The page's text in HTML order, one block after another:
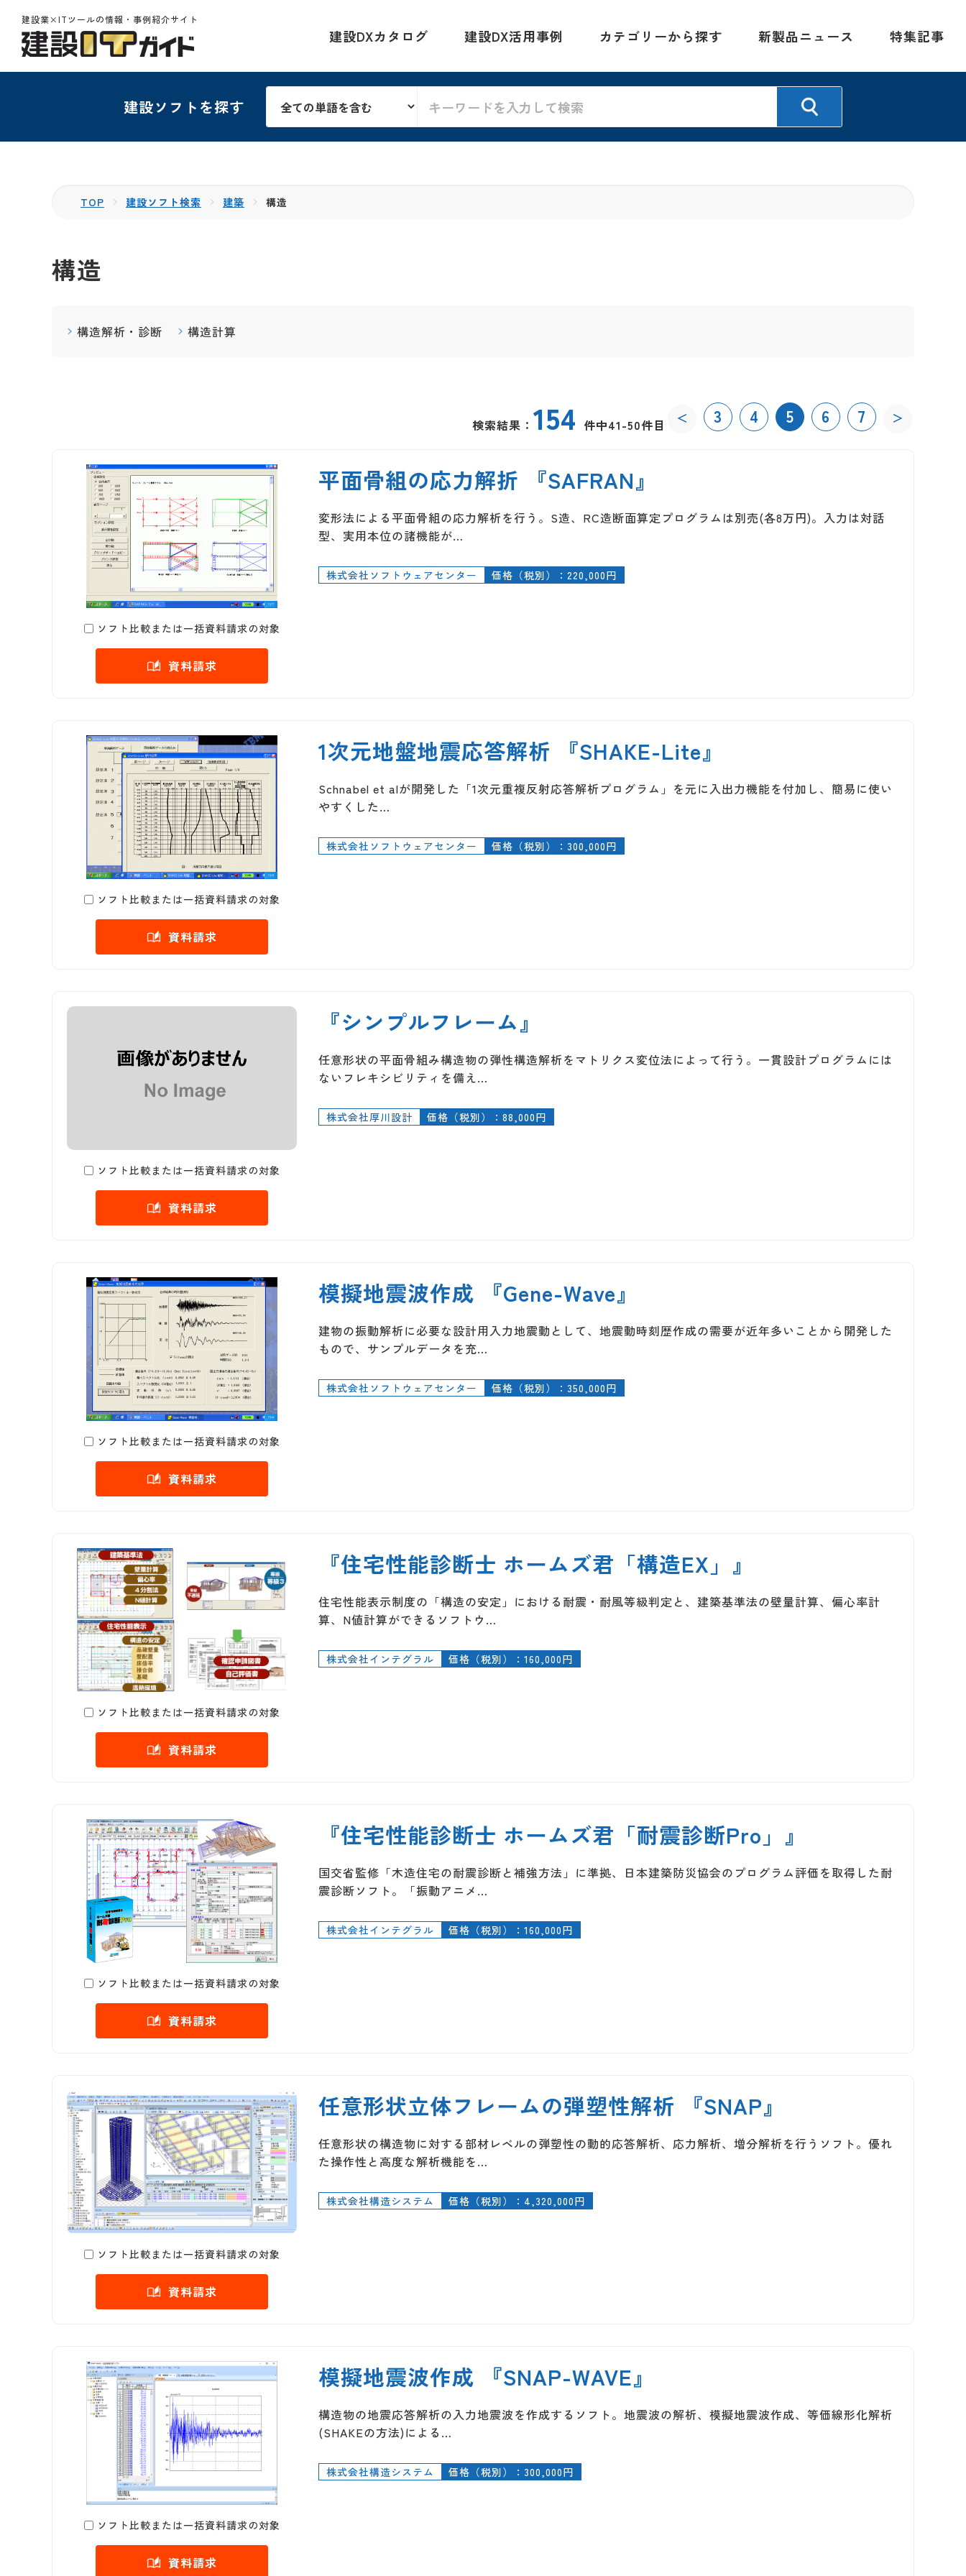
建設業×ITツールの情報・事例紹介サイト
建設DXカタログ 建設DX活用事例 カテゴリーから探す 新製品ニュース 特集記事
建設ソフトを探す
TOP 建設ソフト検索 建築 構造
構造
構造解析・診断 構造計算
検索結果： 154 件中41-50件目 ＜ 3 4 5 6 7 ＞
ソフト比較または一括資料請求の対象
資料請求
平面骨組の応力解折 『SAFRAN』
変形法による平面骨組の応力解析を行う。S造、RC造断面算定プログラムは別売(各8万円)。入力は対話
型、実用本位の諸機能が…
株式会社ソフトウェアセンター 価格（税別）：220,000円
ソフト比較または一括資料請求の対象
資料請求
1次元地盤地震応答解析 『SHAKE-Lite』
Schnabel et alが開発した「1次元重複反射応答解析プログラム」を元に入出力機能を付加し、簡易に使い
やすくした…
株式会社ソフトウェアセンター 価格（税別）：300,000円
ソフト比較または一括資料請求の対象
資料請求
『シンプルフレーム』
任意形状の平面骨組み構造物の弾性構造解析をマトリクス変位法によって行う。一貫設計プログラムには
ないフレキシビリティを備え…
株式会社厚川設計 価格（税別）：88,000円
ソフト比較または一括資料請求の対象
資料請求
模擬地震波作成 『Gene-Wave』
建物の振動解析に必要な設計用入力地震動として、地震動時刻歴作成の需要が近年多いことから開発した
もので、サンプルデータを充…
株式会社ソフトウェアセンター 価格（税別）：350,000円
ソフト比較または一括資料請求の対象
資料請求
『住宅性能診断士 ホームズ君「構造EX」』
住宅性能表示制度の「構造の安定」における耐震・耐風等級判定と、建築基準法の壁量計算、偏心率計
算、N値計算ができるソフトウ…
株式会社インテグラル 価格（税別）：160,000円
ソフト比較または一括資料請求の対象
資料請求
『住宅性能診断士 ホームズ君「耐震診断Pro」』
国交省監修「木造住宅の耐震診断と補強方法」に準拠、日本建築防災協会のプログラム評価を取得した耐
震診断ソフト。「振動アニメ…
株式会社インテグラル 価格（税別）：160,000円
ソフト比較または一括資料請求の対象
資料請求
任意形状立体フレームの弾塑性解析 『SNAP』
任意形状の構造物に対する部材レベルの弾塑性の動的応答解析、応力解析、増分解析を行うソフト。優れ
た操作性と高度な解析機能を…
株式会社構造システム 価格（税別）：4,320,000円
ソフト比較または一括資料請求の対象
資料請求
模擬地震波作成 『SNAP-WAVE』
構造物の地震応答解析の入力地震波を作成するソフト。地震波の解析、模擬地震波作成、等価線形化解析
(SHAKEの方法)による…
株式会社構造システム 価格（税別）：300,000円